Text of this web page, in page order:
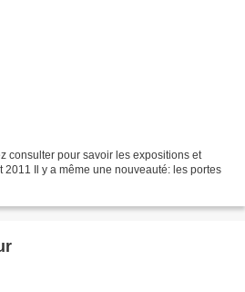
consulter pour savoir les expositions et
2011 Il y a même une nouveauté: les portes